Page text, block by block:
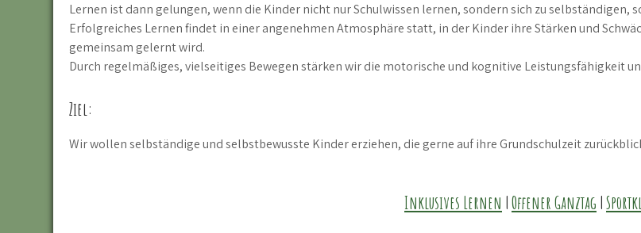
Lernen ist dann gelungen, wenn die Kinder nicht nur Schulwissen lernen, sondern sich zu selbständigen,
Erfolgreiches Lernen findet in einer angenehmen Atmosphäre statt, in der Kinder ihre Stärken und
gemeinsam gelernt wird.
Durch regelmäßiges, vielseitiges Bewegen stärken wir die motorische und kognitive Leistungsfähigkeit
Ziel:
Wir wollen selbständige und selbstbewusste Kinder erziehen, die gerne auf ihre Grundschulzeit
Inklusives Lernen |Offener Ganztag |